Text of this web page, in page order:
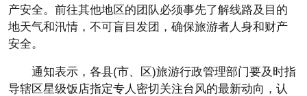
产安全。前往其他地区的团队必须事先了解线路及目的
地天气和汛情，不可盲目发团，确保旅游者人身和财产
安全。
通知表示，各县(市、区)旅游行政管理部门要及时指
导辖区星级饭店指定专人密切关注台风的最新动向，认